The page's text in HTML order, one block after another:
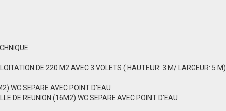
DE 220 M2 AVEC 3 VOLETS ( HAUTEUR: 3 M/ LARGEUR: 5 M)
WC SEPARE AVEC POINT D'EAU
DE REUNION (16M2) WC SEPARE AVEC POINT D'EAU